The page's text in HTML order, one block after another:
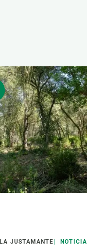
JUSTAMANTE NOTICIA